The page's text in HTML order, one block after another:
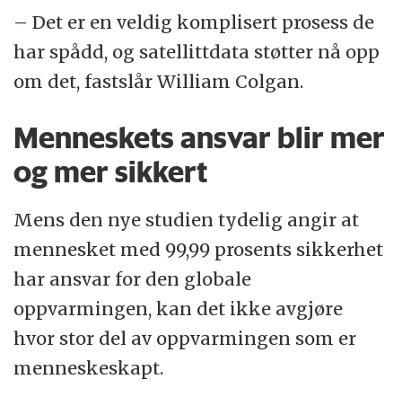
– Det er en veldig komplisert prosess de
har spådd, og satellittdata støtter nå opp
om det, fastslår William Colgan.
Menneskets ansvar blir mer
og mer sikkert
Mens den nye studien tydelig angir at
mennesket med 99,99 prosents sikkerhet
har ansvar for den globale
oppvarmingen, kan det ikke avgjøre
hvor stor del av oppvarmingen som er
menneskeskapt.